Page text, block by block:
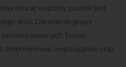
akurat wspólny posiłek jest
dnia. Określenie grupy
Twoim
determinować wyposażenie oraz